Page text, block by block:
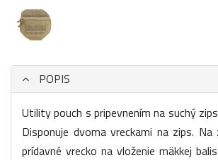
POPIS
Utility pouch s pripevnením na suchý
Disponuje dvoma vreckami na zips.
prídavné vrecko na vloženie mäkkej